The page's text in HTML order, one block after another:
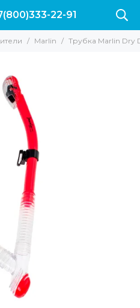
22-91
Marlin Трубка Marlin Dry